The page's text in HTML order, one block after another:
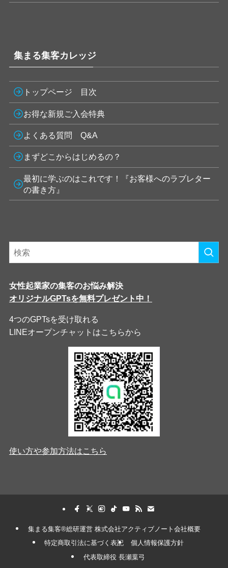
集まる集客カレッジ
トップページ 目次
お得な新規ご入会特典
よくある質問 Q&A
まずどこからはじめるの？
最初に学ぶのはこれです！『お客様へのラブレター
の書き方』
女性起業家の集客のお悩み解決
オリジナルGPTsを無料プレゼント中！
4つのGPTsを受け取れる
LINEオープンチャットはこちらから
使い方や参加方法はこちら
集まる集客®︎総研運営 株式会社アクティブノート会社概要
特定商取引法に基づく表記
個人情報保護方針
代表取締役 長瀬葉弓